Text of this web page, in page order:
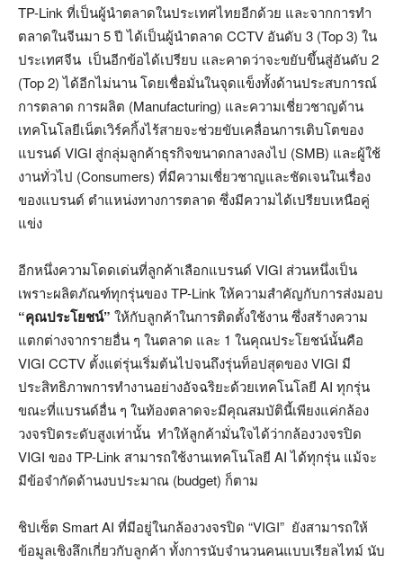
TP-Link ที่เป็นผู้นำตลาดในประเทศไทยอีกด้วย และจากการทำ
ตลาดในจีนมา 5 ปี ได้เป็นผู้นำตลาด CCTV อันดับ 3 (Top 3) ใน
ประเทศจีน เป็นอีกข้อได้เปรียบ และคาดว่าจะขยับขึ้นสู่อันดับ 2
(Top 2) ได้อีกไม่นาน โดยเชื่อมั่นในจุดแข็งทั้งด้านประสบการณ์
การตลาด การผลิต (Manufacturing) และความเชี่ยวชาญด้าน
เทคโนโลยีเน็ตเวิร์คกิ้งไร้สายจะช่วยขับเคลื่อนการเติบโตของ
แบรนด์ VIGI สู่กลุ่มลูกค้าธุรกิจขนาดกลางลงไป (SMB) และผู้ใช้
งานทั่วไป (Consumers) ที่มีความเชี่ยวชาญและชัดเจนในเรื่อง
ของแบรนด์ ตำแหน่งทางการตลาด ซึ่งมีความได้เปรียบเหนือคู่
แข่ง
อีกหนึ่งความโดดเด่นที่ลูกค้าเลือกแบรนด์ VIGI ส่วนหนึ่งเป็น
เพราะผลิตภัณฑ์ทุกรุ่นของ TP-Link ให้ความสำคัญกับการส่งมอบ
“คุณประโยชน์” ให้กับลูกค้าในการติดตั้งใช้งาน ซึ่งสร้างความ
แตกต่างจากรายอื่น ๆ ในตลาด และ 1 ในคุณประโยชน์นั้นคือ
VIGI CCTV ตั้งแต่รุ่นเริ่มต้นไปจนถึงรุ่นท็อปสุดของ VIGI มี
ประสิทธิภาพการทำงานอย่างอัจฉริยะด้วยเทคโนโลยี AI ทุกรุ่น
ขณะที่แบรนด์อื่น ๆ ในท้องตลาดจะมีคุณสมบัตินี้เพียงแค่กล้อง
วงจรปิดระดับสูงเท่านั้น ทำให้ลูกค้ามั่นใจได้ว่ากล้องวงจรปิด
VIGI ของ TP-Link สามารถใช้งานเทคโนโลยี AI ได้ทุกรุ่น แม้จะ
มีข้อจำกัดด้านงบประมาณ (budget) ก็ตาม
ชิปเซ็ต Smart AI ที่มีอยู่ในกล้องวงจรปิด “VIGI” ยังสามารถให้
ข้อมูลเชิงลึกเกี่ยวกับลูกค้า ทั้งการนับจำนวนคนแบบเรียลไทม์ นับ